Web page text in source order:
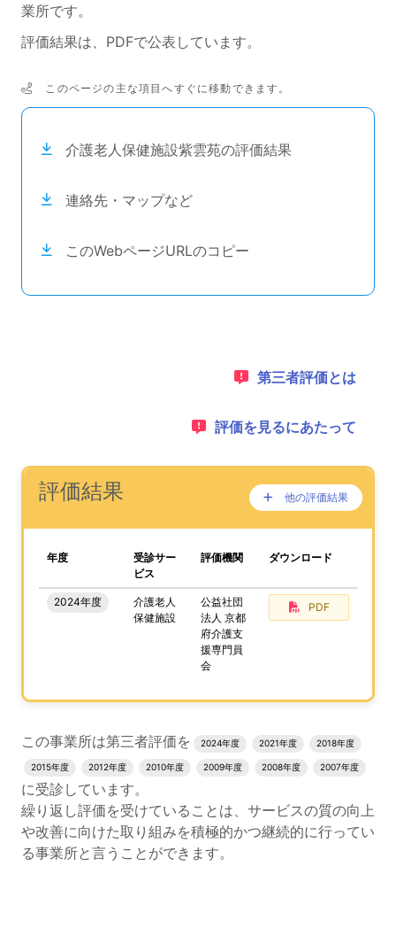
業所です。
評価結果は、PDFで公表しています。
次のコンテンツは目次ナビゲーションリンクです。
このページの主な項目へすぐに移動できます。
介護老人保健施設紫雲苑の評価結果
連絡先・マップなど
このWebページURLのコピー
1：
第三者評価とは
2：
評価を見るにあたって
ナビゲーションリンクの読み上げは以上です。
次は事業所評価を公表するためのエリアです。
(タイトル)
評価結果
ここに過去の公表
他の評価結果
が、あります。
、この事業所の評価結果をPDFでダウンロードするこ
年度
受診サー
ビス
評価機関 ダウンロード
2024年度
介護老人
保健施設
公益社団
法人 京都
府介護支
援専門員
会
PDF
評価結果のPDFでのダウンロードエリアの読み上げは以上
この事業所は第三者評価を 2024年度 2021年度 2018年度
2015年度 2012年度 2010年度 2009年度 2008年度 2007年度
に受診しています。
繰り返し評価を受けていることは、サービスの質の向上
や改善に向けた取り組みを積極的かつ継続的に行ってい
る事業所と言うことができます。